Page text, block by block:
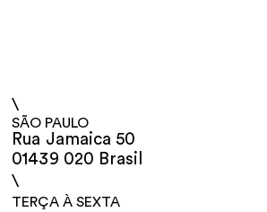
\
SÃO PAULO
Rua Jamaica 50
01439 020 Brasil
\
TERÇA À SEXTA